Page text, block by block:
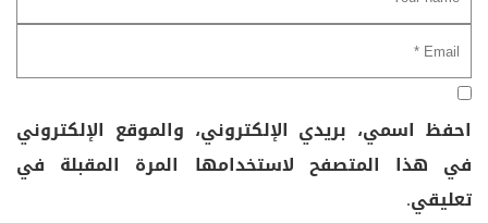
احفظ اسمي، بريدي الإلكتروني، والموقع الإلكتروني
في هذا المتصفح لاستخدامها المرة المقبلة في
تعليقي.